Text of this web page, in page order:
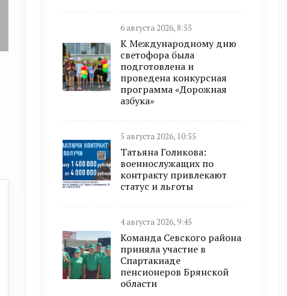
6 августа 2026, 8:55
К Международному дню
светофора была
подготовлена и
проведена конкурсная
программа «Дорожная
азбука»
5 августа 2026, 10:55
Татьяна Голикова:
военнослужащих по
контракту привлекают
статус и льготы
4 августа 2026, 9:45
Команда Севского района
приняла участие в
Спартакиаде
пенсионеров Брянской
области